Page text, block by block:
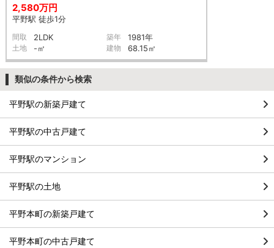
2,580万円
平野駅 徒歩1分
間取 2LDK 築年 1981年
土地 -㎡ 建物 68.15㎡
類似の条件から検索
平野駅の新築戸建て
平野駅の中古戸建て
平野駅のマンション
平野駅の土地
平野本町の新築戸建て
平野本町の中古戸建て